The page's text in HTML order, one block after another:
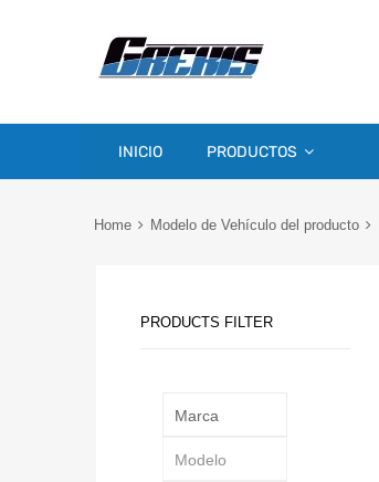
INICIO PRODUCTOS
Home Modelo de Vehículo del producto
PRODUCTS FILTER